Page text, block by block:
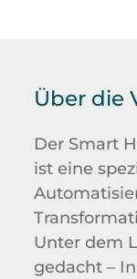
Über die
Der Smart
ist eine
Unter dem
gedacht –